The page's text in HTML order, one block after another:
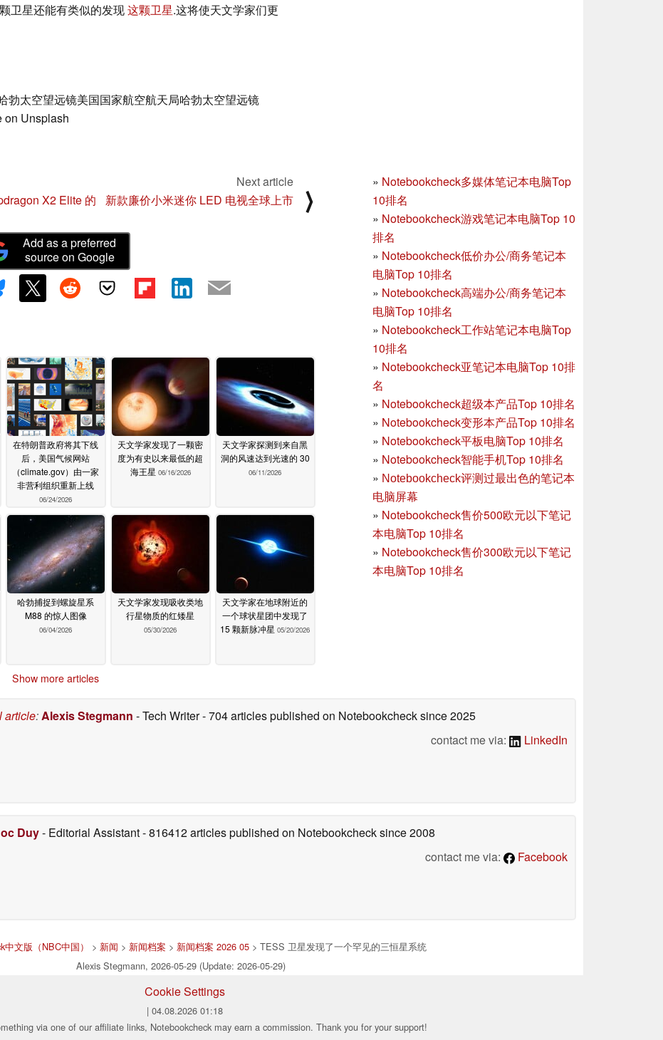
卫星还能有类似的发现这颗卫星.这将使天文学家们更
勃太空望远镜美国国家航空航天局哈勃太空望远镜
on Unsplash
» Notebookcheck多媒体笔记本电脑Top
10排名
» Notebookcheck游戏笔记本电脑Top 10
排名
» Notebookcheck低价办公/商务笔记本
电脑Top 10排名
» Notebookcheck高端办公/商务笔记本
电脑Top 10排名
» Notebookcheck工作站笔记本电脑Top
10排名
» Notebookcheck亚笔记本电脑Top 10排
名
» Notebookcheck超级本产品Top 10排名
» Notebookcheck变形本产品Top 10排名
» Notebookcheck平板电脑Top 10排名
» Notebookcheck智能手机Top 10排名
» Notebookcheck评测过最出色的笔记本
电脑屏幕
» Notebookcheck售价500欧元以下笔记
本电脑Top 10排名
» Notebookcheck售价300欧元以下笔记
本电脑Top 10排名
X2 Elite 的
Next article
新款廉价小米迷你 LED 电视全球上市
⟩
Add as a preferred
source on Google
在特朗普政府将其下线
后，美国气候网站
（climate.gov）由一家
非营利组织重新上线
06/24/2026
天文学家发现了一颗密
度为有史以来最低的超
海王星 06/16/2026
天文学家探测到来自黑
洞的风速达到光速的 30
06/11/2026
哈勃捕捉到螺旋星系
M88 的惊人图像
06/04/2026
天文学家发现吸收类地
行星物质的红矮星
05/30/2026
天文学家在地球附近的
一个球状星团中发现了
15 颗新脉冲星 05/20/2026
Show more articles
article:Alexis Stegmann - Tech Writer- 704 articles published on Notebookchecksince 2025
contact me via:
LinkedIn
Duy- Editorial Assistant- 816412 articles published on Notebookchecksince 2008
contact me via:
Facebook
中文版（NBC中国） > 新闻 > 新闻档案 > 新闻档案 2026 05> TESS 卫星发现了一个罕见的三恒星系统
Alexis Stegmann, 2026-05-29 (Update: 2026-05-29)
Cookie Settings
| 04.08.2026 01:18
via one of our affiliate links, Notebookcheck may earn a commission. Thank you for your support!